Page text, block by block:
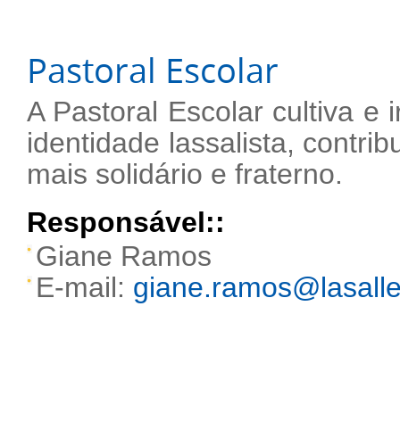
Pastoral Escolar
A Pastoral Escolar cultiva e
identidade lassalista,
mais solidário e fraterno.
Responsável::
Giane Ramos
E-mail: